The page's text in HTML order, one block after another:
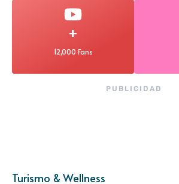
+
12,000 Fans
PUBLICIDAD
Turismo & Wellness